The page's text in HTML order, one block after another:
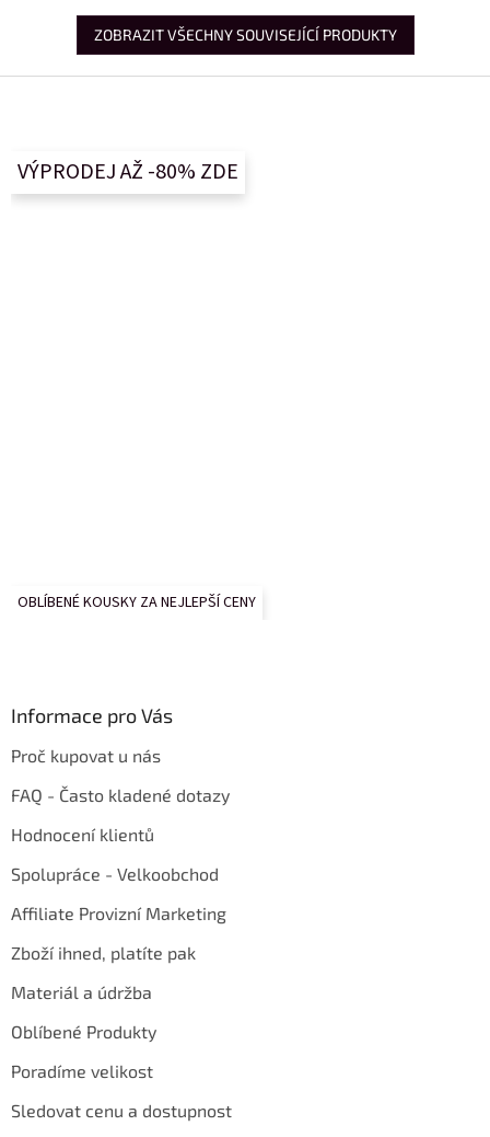
ZOBRAZIT VŠECHNY SOUVISEJÍCÍ PRODUKTY
VÝPRODEJ AŽ -80% ZDE
OBLÍBENÉ KOUSKY ZA NEJLEPŠÍ CENY
Informace pro Vás
Proč kupovat u nás
FAQ - Často kladené dotazy
Hodnocení klientů
Spolupráce - Velkoobchod
Affiliate Provizní Marketing
Zboží ihned, platíte pak
Materiál a údržba
Oblíbené Produkty
Poradíme velikost
Sledovat cenu a dostupnost